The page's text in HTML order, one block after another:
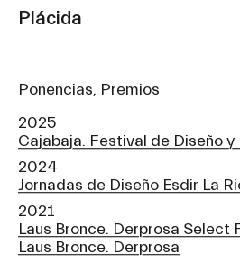
Plácida
Ponencias, Premios
2025
Cajabaja. Festival de Diseño y
2024
Jornadas de Diseño Esdir La
2021
Laus Bronce. Derprosa Select
Laus Bronce. Derprosa